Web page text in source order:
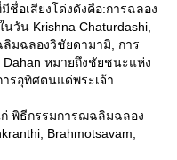
ชื่อเสียงโด่งดังคือ:การฉลอง
วัน Krishna Chaturdashi,
มฉลองวิชัยดามามิ, การ
Dahan หมายถึงชัยชนะแห่ง
รอุทิศตนแด่พระเจ้า
พิธีกรรมการฌฉลิมฉลอง
Brahmotsavam,